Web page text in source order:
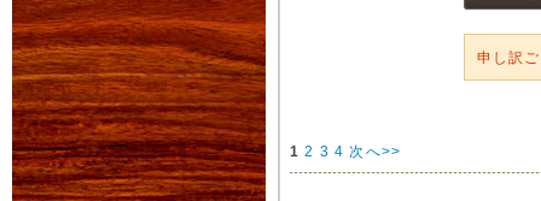
申し訳
1 2 3 4 次へ>>